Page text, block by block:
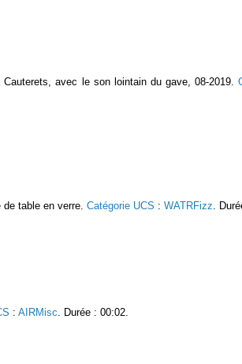
avec le son lointain du gave, 08-2019.
table en verre. Catégorie UCS : WATRFizz .
: AIRMisc . Durée : 00:02.